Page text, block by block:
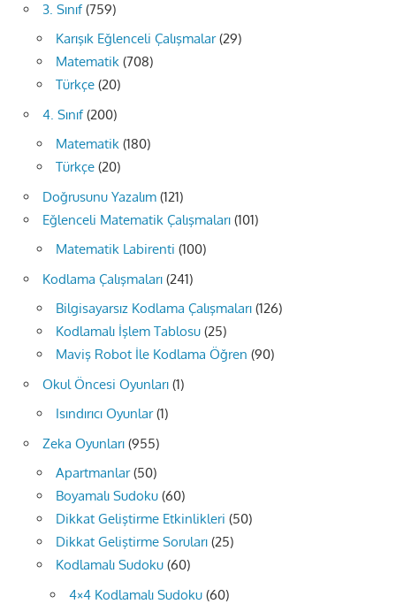
3. Sınıf(759)
Karışık Eğlenceli Çalışmalar(29)
Matematik (708)
Türkçe (20)
4. Sınıf(200)
Matematik (180)
Türkçe (20)
Doğrusunu Yazalım (121)
Eğlenceli Matematik Çalışmaları (101)
Matematik Labirenti (100)
Kodlama Çalışmaları (241)
Bilgisayarsız Kodlama Çalışmaları (126)
Kodlamalı İşlem Tablosu (25)
Maviş Robot İle Kodlama Öğren (90)
Okul Öncesi Oyunları (1)
Isındırıcı Oyunlar(1)
Zeka Oyunları (955)
Apartmanlar(50)
Boyamalı Sudoku (60)
Dikkat Geliştirme Etkinlikleri (50)
Dikkat Geliştirme Soruları (25)
Kodlamalı Sudoku (60)
4×4 Kodlamalı Sudoku (60)